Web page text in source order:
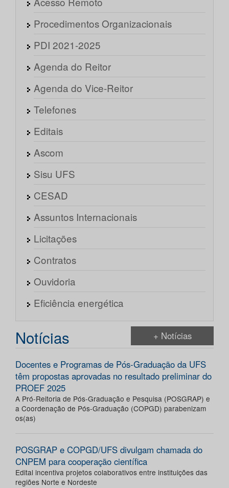
Procedimentos Organizacionais
PDI 2021-2025
Agenda do Reitor
Agenda do Vice-Reitor
Telefones
Editais
Ascom
Sisu UFS
CESAD
Assuntos Internacionais
Licitações
Contratos
Ouvidoria
Eficiência energética
Notícias + Notícias
Docentes e Programas de Pós-Graduação da UFS
têm propostas aprovadas no resultado preliminar do
PROEF 2025
A Pró-Reitoria de Pós-Graduação e Pesquisa (POSGRAP) e
a Coordenação de Pós-Graduação (COPGD) parabenizam
os(as)
POSGRAP e COPGD/UFS divulgam chamada do
CNPEM para cooperação científica
Edital incentiva projetos colaborativos entre instituições das
regiões Norte e Nordeste